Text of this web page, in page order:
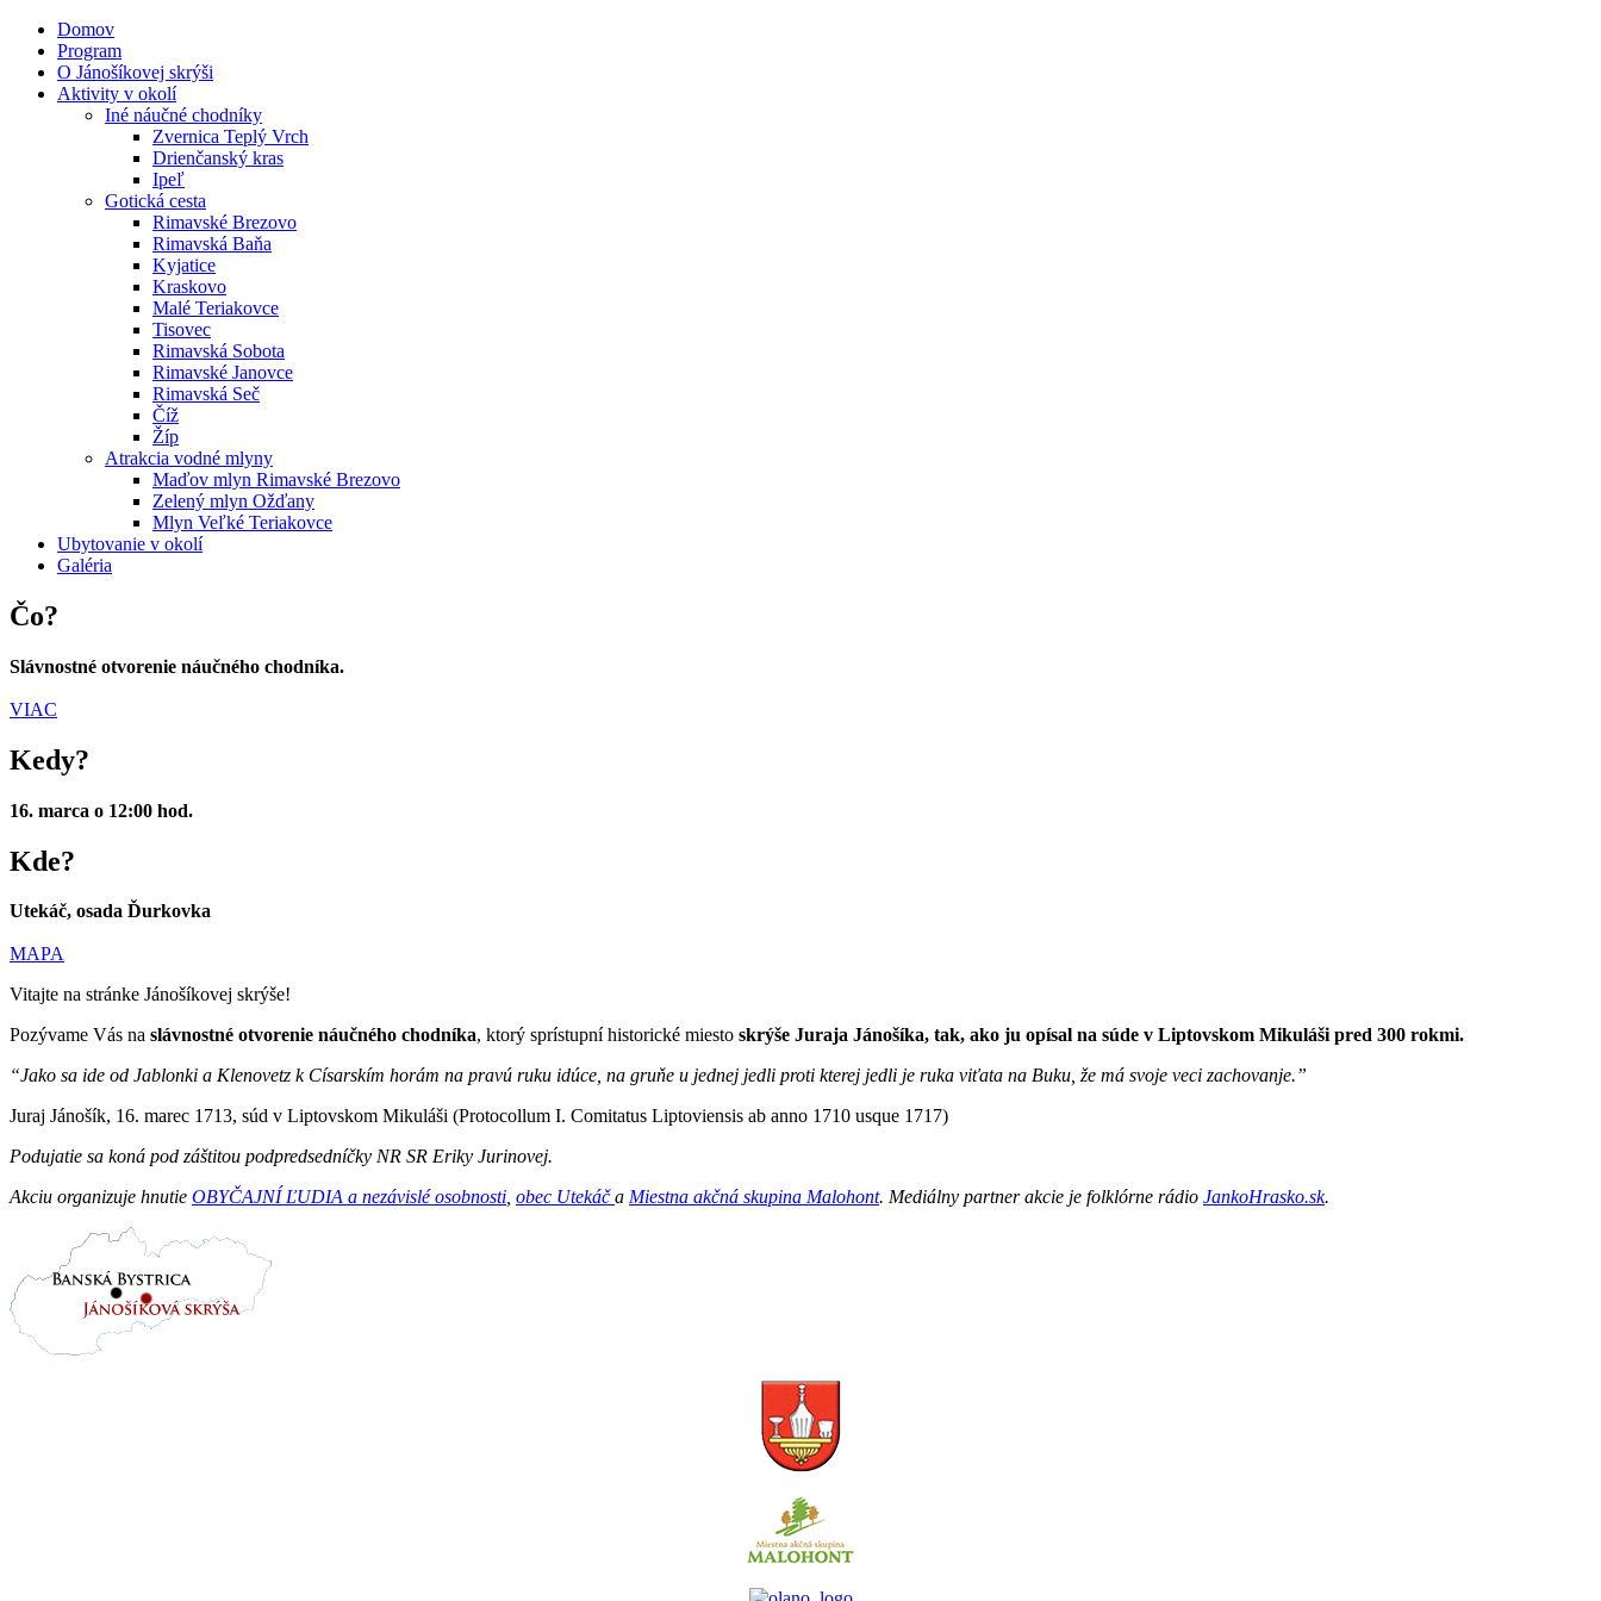
Domov
Program
O Jánošíkovej skrýši
Aktivity v okolí
Iné náučné chodníky
Zvernica Teplý Vrch
Drienčanský kras
Ipeľ
Gotická cesta
Rimavské Brezovo
Rimavská Baňa
Kyjatice
Kraskovo
Malé Teriakovce
Tisovec
Rimavská Sobota
Rimavské Janovce
Rimavská Seč
Číž
Žíp
Atrakcia vodné mlyny
Maďov mlyn Rimavské Brezovo
Zelený mlyn Ožďany
Mlyn Veľké Teriakovce
Ubytovanie v okolí
Galéria
Čo?
Slávnostné otvorenie náučného chodníka.
VIAC
Kedy?
16. marca o 12:00 hod.
Kde?
Utekáč, osada Ďurkovka
MAPA
Vitajte na stránke Jánošíkovej skrýše!
Pozývame Vás na slávnostné otvorenie náučného chodníka, ktorý sprístupní historické miesto skrýše Juraja Jánošíka, tak, ako ju opísal na súde v Liptovskom Mikuláši pred 300 rokmi.
“Jako sa ide od Jablonki a Klenovetz k Císarskím horám na pravú ruku idúce, na gruňe u jednej jedli proti kterej jedli je ruka viťata na Buku, že má svoje veci zachovanje.”
Juraj Jánošík, 16. marec 1713, súd v Liptovskom Mikuláši (Protocollum I. Comitatus Liptoviensis ab anno 1710 usque 1717)
Podujatie sa koná pod záštitou podpredsedníčky NR SR Eriky Jurinovej.
Akciu organizuje hnutie OBYČAJNÍ ĽUDIA a nezávislé osobnosti, obec Utekáča Miestna akčná skupina Malohont. Mediálny partner akcie je folklórne rádio JankoHrasko.sk.